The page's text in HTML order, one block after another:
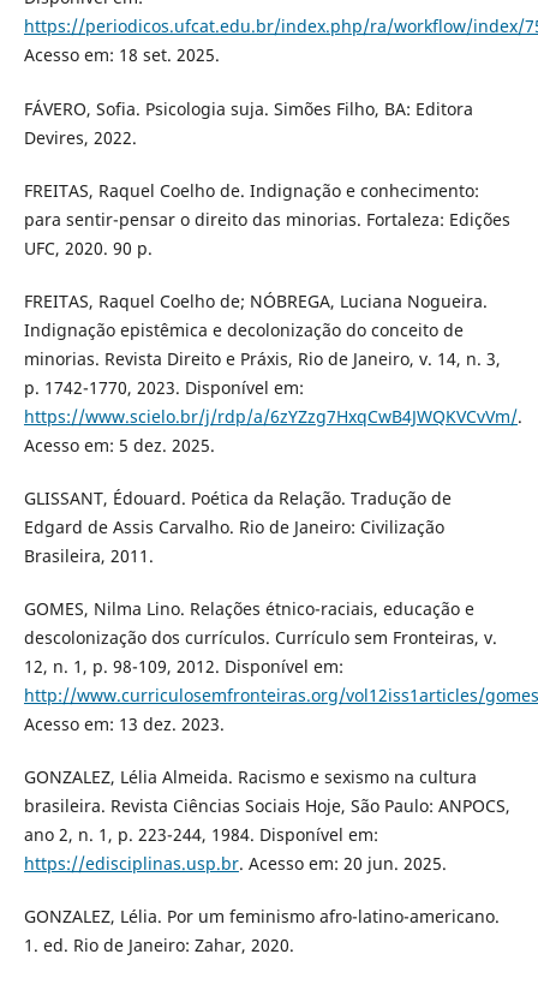
https://periodicos.ufcat.edu.br/index.php/ra/workflow/index/
Acesso em: 18 set. 2025.
FÁVERO, Sofia. Psicologia suja. Simões Filho, BA: Editora
Devires, 2022.
FREITAS, Raquel Coelho de. Indignação e conhecimento:
para sentir-pensar o direito das minorias. Fortaleza: Edições
UFC, 2020. 90 p.
FREITAS, Raquel Coelho de; NÓBREGA, Luciana Nogueira.
Indignação epistêmica e decolonização do conceito de
minorias. Revista Direito e Práxis, Rio de Janeiro, v. 14, n. 3,
p. 1742-1770, 2023. Disponível em:
https://www.scielo.br/j/rdp/a/6zYZzg7HxqCwB4JWQKVCvVm/.
Acesso em: 5 dez. 2025.
GLISSANT, Édouard. Poética da Relação. Tradução de
Edgard de Assis Carvalho. Rio de Janeiro: Civilização
Brasileira, 2011.
GOMES, Nilma Lino. Relações étnico-raciais, educação e
descolonização dos currículos. Currículo sem Fronteiras, v.
12, n. 1, p. 98-109, 2012. Disponível em:
http://www.curriculosemfronteiras.org/vol12iss1articles/
Acesso em: 13 dez. 2023.
GONZALEZ, Lélia Almeida. Racismo e sexismo na cultura
brasileira. Revista Ciências Sociais Hoje, São Paulo: ANPOCS,
ano 2, n. 1, p. 223-244, 1984. Disponível em:
https://edisciplinas.usp.br. Acesso em: 20 jun. 2025.
GONZALEZ, Lélia. Por um feminismo afro-latino-americano.
1. ed. Rio de Janeiro: Zahar, 2020.